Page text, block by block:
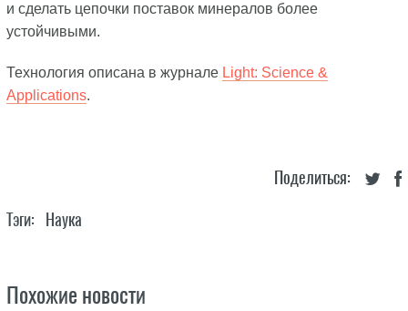
и сделать цепочки поставок минералов более
устойчивыми.
Технология описана в журнале Light: Science &
Applications.
Поделиться:
Тэги: Наука
Похожие новости